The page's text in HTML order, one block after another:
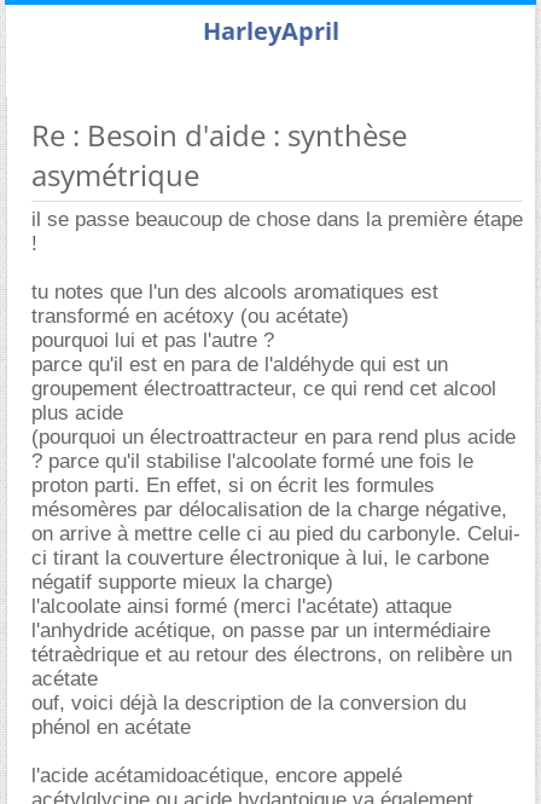
HarleyApril
Re : Besoin d'aide : synthèse
asymétrique
il se passe beaucoup de chose dans la première étape
!
tu notes que l'un des alcools aromatiques est
transformé en acétoxy (ou acétate)
pourquoi lui et pas l'autre ?
parce qu'il est en para de l'aldéhyde qui est un
groupement électroattracteur, ce qui rend cet alcool
plus acide
(pourquoi un électroattracteur en para rend plus acide
? parce qu'il stabilise l'alcoolate formé une fois le
proton parti. En effet, si on écrit les formules
mésomères par délocalisation de la charge négative,
on arrive à mettre celle ci au pied du carbonyle. Celui-
ci tirant la couverture électronique à lui, le carbone
négatif supporte mieux la charge)
l'alcoolate ainsi formé (merci l'acétate) attaque
l'anhydride acétique, on passe par un intermédiaire
tétraèdrique et au retour des électrons, on relibère un
acétate
ouf, voici déjà la description de la conversion du
phénol en acétate
l'acide acétamidoacétique, encore appelé